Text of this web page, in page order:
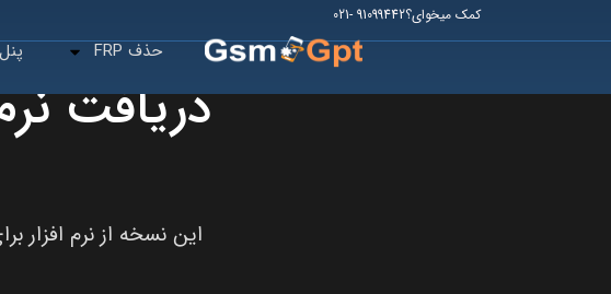
کمک میخوای؟91099442 -021
حذف FRP
دریافت
این نسخه از نرم افزار برای تمامی